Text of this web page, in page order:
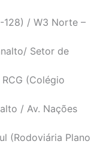
128) / W3 Norte –
Setor de
(Colégio
/ Av. Nações
(Rodoviária Plano